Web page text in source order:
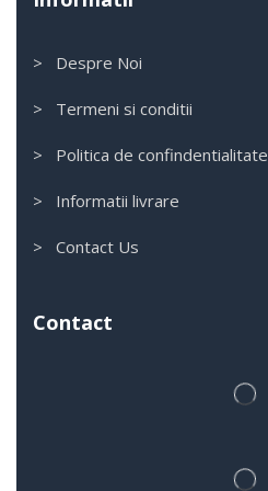
> Despre Noi
> Termeni si conditii
> Politica de confindentialitate
> Informatii livrare
> Contact Us
Contact